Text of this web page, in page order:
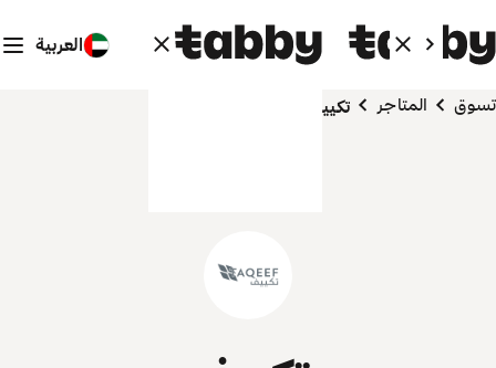
العربية
تسوق المتاجر تكييف